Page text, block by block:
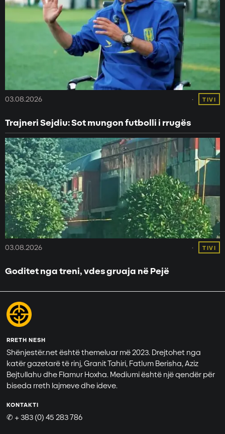
03.08.2026 TIVI
Trajneri Sejdiu: Sot mungon futbolli i rrugës
03.08.2026 TIVI
Goditet nga treni, vdes gruaja në Pejë
RRETH NESH
Shënjestër.net është themeluar më 2023. Drejtohet nga
katër gazetarë të rinj, Granit Tahiri, Fatlum Berisha, Aziz
Bejtullahu dhe Flamur Hoxha. Mediumi është një qendër për
biseda rreth lajmeve dhe ideve.
KONTAKTI
✆ + 383 (0) 45 283 786